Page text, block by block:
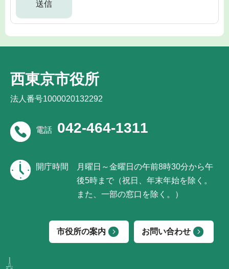
西東京市役所
法人番号1000020132292
電話 042-464-1311
開庁時間
月曜日～金曜日の午前8時30分から午
後5時まで（祝日、年末年始を除く。
また、一部の窓口を除く。）
市役所の案内 お問い合わせ